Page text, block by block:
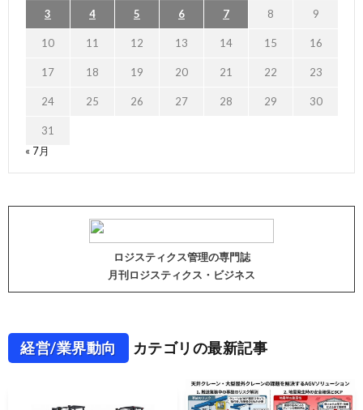
3 4 5 6 7 8 9
10 11 12 13 14 15 16
17 18 19 20 21 22 23
24 25 26 27 28 29 30
31
« 7月
ロジスティクス管理の専門誌
月刊ロジスティクス・ビジネス
経営/業界動向 カテゴリの最新記事